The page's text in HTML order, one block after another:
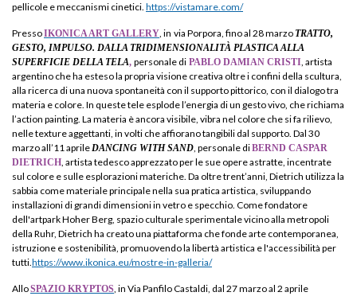
pellicole e meccanismi cinetici. https://vistamare.com/
PressoIKONICA ART GALLERY, in via Porpora, fino al 28 marzo TRATTO,
GESTO, IMPULSO. DALLA TRIDIMENSIONALITÀ PLASTICA ALLA
SUPERFICIE DELLA TELA, personale di PABLO DAMIAN CRISTI, artista
argentino che ha esteso la propria visione creativa oltre i confini della scultura,
alla ricerca di una nuova spontaneità con il supporto pittorico, con il dialogo tra
materia e colore. In queste tele esplode l’energia di un gesto vivo, che richiama
l’action painting. La materia è ancora visibile, vibra nel colore che si fa rilievo,
nelle texture aggettanti, in volti che affiorano tangibili dal supporto. Dal 30
marzo all’11 aprileDANCING WITH SAND, personale diBERND CASPAR
DIETRICH, artista tedesco apprezzato per le sue opere astratte, incentrate
sul colore e sulle esplorazioni materiche. Da oltre trent’anni, Dietrich utilizza la
sabbia come materiale principale nella sua pratica artistica, sviluppando
installazioni di grandi dimensioni in vetro e specchio. Come fondatore
dell'artpark Hoher Berg, spazio culturale sperimentale vicino alla metropoli
della Ruhr, Dietrich ha creato una piattaforma che fonde arte contemporanea,
istruzione e sostenibilità, promuovendo la libertà artistica e l'accessibilità per
tutti.https://www.ikonica.eu/mostre-in-galleria/
AlloSPAZIO KRYPTOS, in Via Panfilo Castaldi, dal 27 marzo al 2 aprile